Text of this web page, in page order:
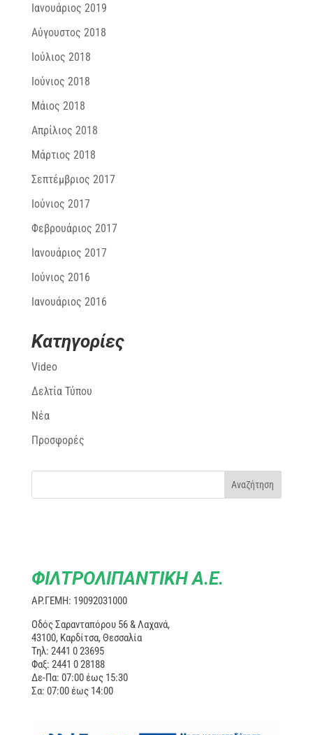
Ιανουάριος 2019
Αύγουστος 2018
Ιούλιος 2018
Ιούνιος 2018
Μάιος 2018
Απρίλιος 2018
Μάρτιος 2018
Σεπτέμβριος 2017
Ιούνιος 2017
Φεβρουάριος 2017
Ιανουάριος 2017
Ιούνιος 2016
Ιανουάριος 2016
Kατηγορίες
Video
Δελτία Τύπου
Νέα
Προσφορές
ΦΙΛΤΡΟΛΙΠΑΝΤΙΚΗ Α.Ε.
ΑΡ.ΓΕΜΗ: 19092031000
Οδός Σαρανταπόρου 56 & Λαχανά,
43100, Καρδίτσα, Θεσσαλία
Τηλ: 2441 0 23695
Φαξ: 2441 0 28188
Δε-Πα: 07:00 έως 15:30
Σα: 07:00 έως 14:00